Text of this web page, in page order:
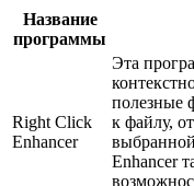
Название
программы
Right Click
Enhancer
Эта
полезные
к файлу,
Enhancer